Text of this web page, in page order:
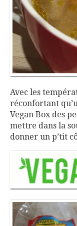
Avec les
réconfortant
Vegan Box des
mettre dans la
donner un p’tit